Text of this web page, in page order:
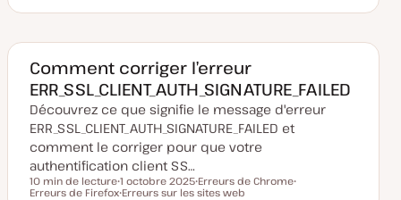
t
d
m
s
e
à
o
u
r
j
t
j
t
Comment corriger l’erreur
ERR_SSL_CLIENT_AUTH_SIGNATURE_FAILED
Découvrez ce que signifie le message d'erreur
ERR_SSL_CLIENT_AUTH_SIGNATURE_FAILED et
comment le corriger pour que votre
authentification client SS…
Temps de lecture
10 min de lecture
D
1 octobre 2025
S
Erreurs de Chrome
Erreurs de Firefox Erreurs sur les sites web